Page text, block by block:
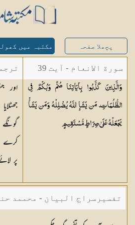
پچھلا صفحہ مکتبہ میں
سورة الانعام - آیت 39
وَالَّذِينَ كَذَّبُوا بِآيَاتِنَا صُمٌّ وَبُكْمٌ فِي
الظُّلُمَاتِ ۗ مَن يَشَإِ اللَّهُ يُضْلِلْهُ وَمَن يَشَأْ
يَجْعَلْهُ عَلَىٰ صِرَاطٍمُّسْتَقِيمٍ
شاہ
اور
کرے
پر
تفسیرسراج البیان - محممد